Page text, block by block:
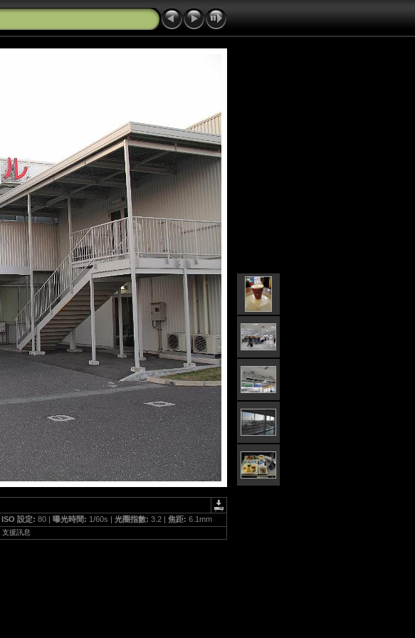
ISO 設定: 80 | 曝光時間: 1/60s | 光圈指數: 3.2 | 焦距: 6.1mm
支援訊息